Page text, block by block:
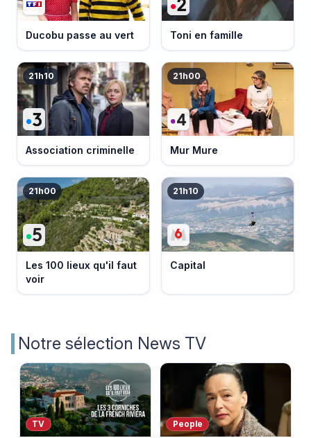
Ducobu passe au vert Toni en famille
21h10
Association criminelle
21h00
Mur Mure
21h00
Les 100 lieux qu'il faut
voir
21h10
Capital
Notre sélection News TV
TV People